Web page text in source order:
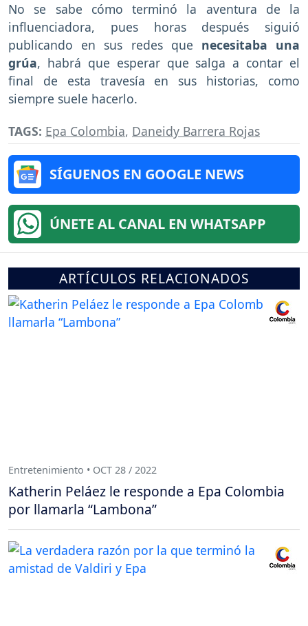
No se sabe cómo terminó la aventura de la
influenciadora, pues horas después siguió
publicando en sus redes que necesitaba una
grúa, habrá que esperar que salga a contar el
final de esta travesía en sus historias, como
siempre suele hacerlo.
TAGS: Epa Colombia, Daneidy Barrera Rojas
SÍGUENOS EN GOOGLE NEWS
ÚNETE AL CANAL EN WHATSAPP
ARTÍCULOS RELACIONADOS
Entretenimiento • OCT 28 / 2022
Katherin Peláez le responde a Epa Colombia
por llamarla “Lambona”